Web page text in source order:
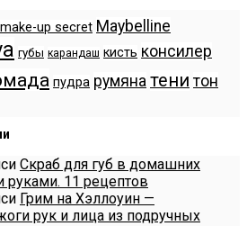
make-up secret Maybelline
губы карандаш кисть консилер
пудра румяна тени тон
Скраб для губ в домашних
руками. 11 рецептов
Грим на Хэллоуин —
рук и лица из подручных